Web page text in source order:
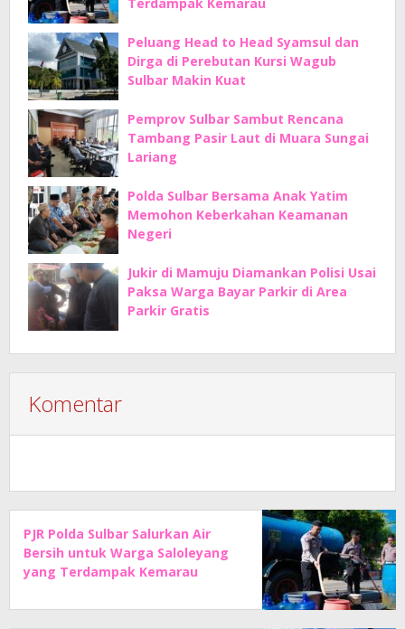
Terdampak Kemarau
Peluang Head to Head Syamsul dan
Dirga di Perebutan Kursi Wagub
Sulbar Makin Kuat
Pemprov Sulbar Sambut Rencana
Tambang Pasir Laut di Muara Sungai
Lariang
Polda Sulbar Bersama Anak Yatim
Memohon Keberkahan Keamanan
Negeri
Jukir di Mamuju Diamankan Polisi Usai
Paksa Warga Bayar Parkir di Area
Parkir Gratis
Komentar
PJR Polda Sulbar Salurkan Air
Bersih untuk Warga Saloleyang
yang Terdampak Kemarau